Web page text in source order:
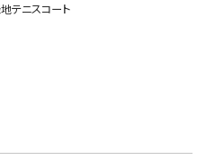
テニスコート